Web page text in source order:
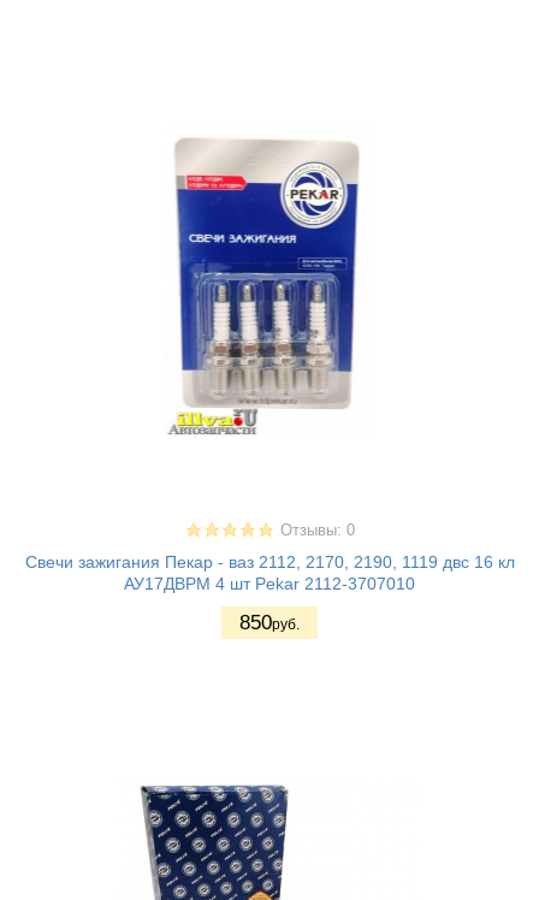
Отзывы: 0
Свечи зажигания Пекар - ваз 2112, 2170, 2190, 1119 двс 16 кл
АУ17ДВРМ 4 шт Pekar 2112-3707010
850руб.